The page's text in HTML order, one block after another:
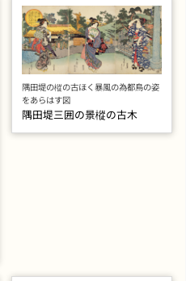
隅田堤の樅の古ほく暴風の為都鳥の姿
をあらはす図
隅田堤三囲の景樅の古木